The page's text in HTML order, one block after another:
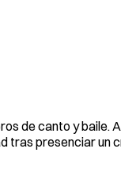
de canto y baile.
tras presenciar un